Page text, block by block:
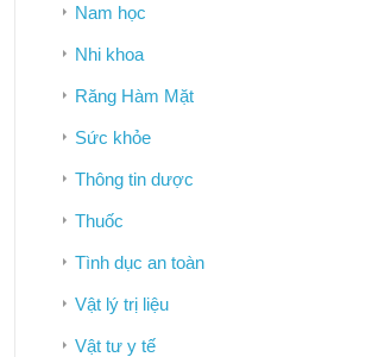
Nam học
Nhi khoa
Răng Hàm Mặt
Sức khỏe
Thông tin dược
Thuốc
Tình dục an toàn
Vật lý trị liệu
Vật tư y tế